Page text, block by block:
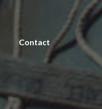
Contact